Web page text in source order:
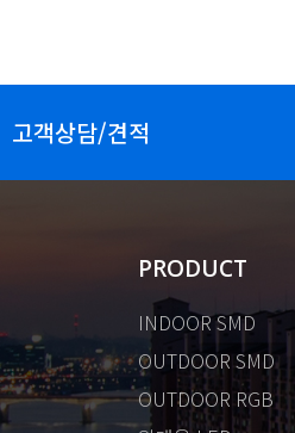
고객상담/견적
PRODUCT
INDOOR SMD
OUTDOOR SMD
OUTDOOR RGB